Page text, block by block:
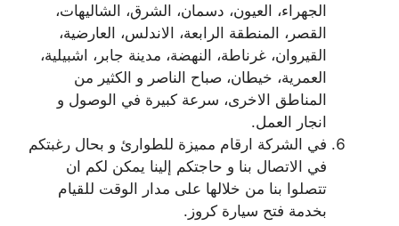
الجهراء، العيون، دسمان، الشرق، الشاليهات،
القصر، المنطقة الرابعة، الاندلس، العارضية،
القيروان، غرناطة، النهضة، مدينة جابر، اشبيلية،
العمرية، خيطان، صباح الناصر و الكثير من
المناطق الاخرى، سرعة كبيرة في الوصول و
انجار العمل.
في الشركة ارقام مميزة للطوارئ و بحال رغبتكم
في الاتصال بنا و حاجتكم إلينا يمكن لكم ان
تتصلوا بنا من خلالها على مدار الوقت للقيام
بخدمة فتح سيارة كروز.